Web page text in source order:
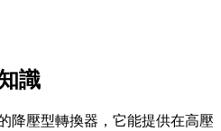
識
降壓型轉換器，它能提供在高壓